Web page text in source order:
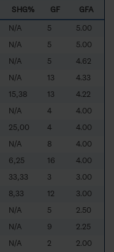
SHG% GF
GFA
N/A 5
5.00
N/A 5
5.00
N/A 5
4.62
N/A 13
4.33
15,38 13
4.22
N/A 4
4.00
25,00 4
4.00
N/A 8
4.00
6,25 16
4.00
33,33 3
3.00
8,33 12
3.00
N/A 5
2.50
N/A 9
2.25
N/A 2
2.00